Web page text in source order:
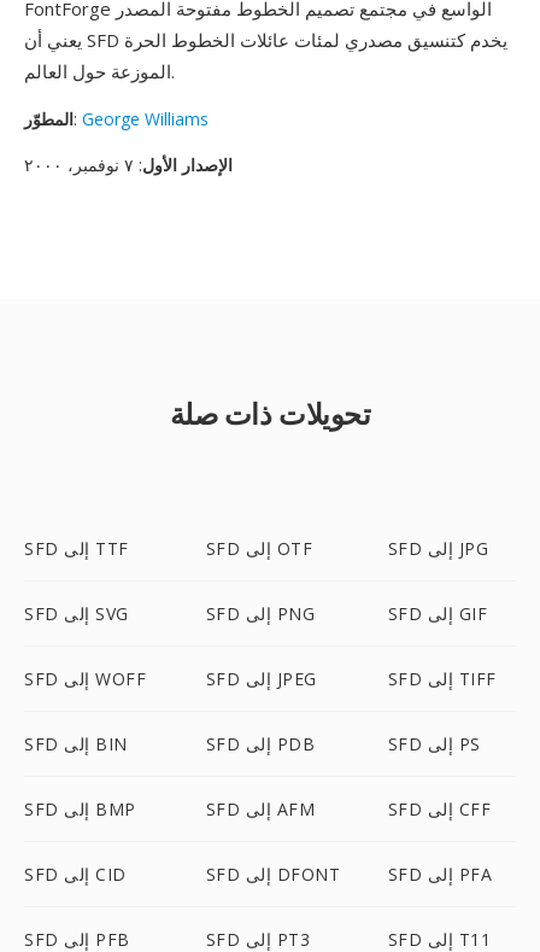
FontForge الواسع في مجتمع تصميم الخطوط مفتوحة المصدر
يعني أن SFD يخدم كتنسيق مصدري لمئات عائلات الخطوط الحرة
الموزعة حول العالم.
المطوّر: George Williams
الإصدار الأول: ٧ نوفمبر، ٢٠٠٠
تحويلات ذات صلة
SFD إلى TTF SFD إلى OTF SFD إلى JPG
SFD إلى SVG SFD إلى PNG SFD إلى GIF
SFD إلى WOFF SFD إلى JPEG SFD إلى TIFF
SFD إلى BIN SFD إلى PDB SFD إلى PS
SFD إلى BMP SFD إلى AFM SFD إلى CFF
SFD إلى CID SFD إلى DFONT SFD إلى PFA
SFD إلى PFB SFD إلى PT3 SFD إلى T11